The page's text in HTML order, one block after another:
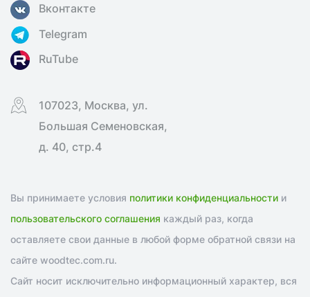
Вконтакте
Telegram
RuTube
107023, Москва, ул.
Большая Семеновская,
д. 40, стр.4
Вы принимаете условия политики конфиденциальности и
пользовательского соглашения каждый раз, когда
оставляете свои данные в любой форме обратной связи на
сайте woodtec.com.ru.
Сайт носит исключительно информационный характер, вся